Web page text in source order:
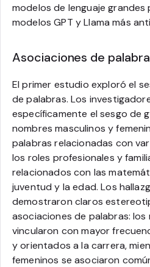
modelos de lenguaje grandes
modelos GPT y Llama más
Asociaciones de
El primer estudio exploró el
de palabras. Los
específicamente el sesgo de
nombres masculinos y
palabras relacionadas con
los roles profesionales y
relacionados con las
juventud y la edad. Los
demostraron claros
asociaciones de palabras: los
vincularon con mayor
y orientados a la carrera,
femeninos se asociaron